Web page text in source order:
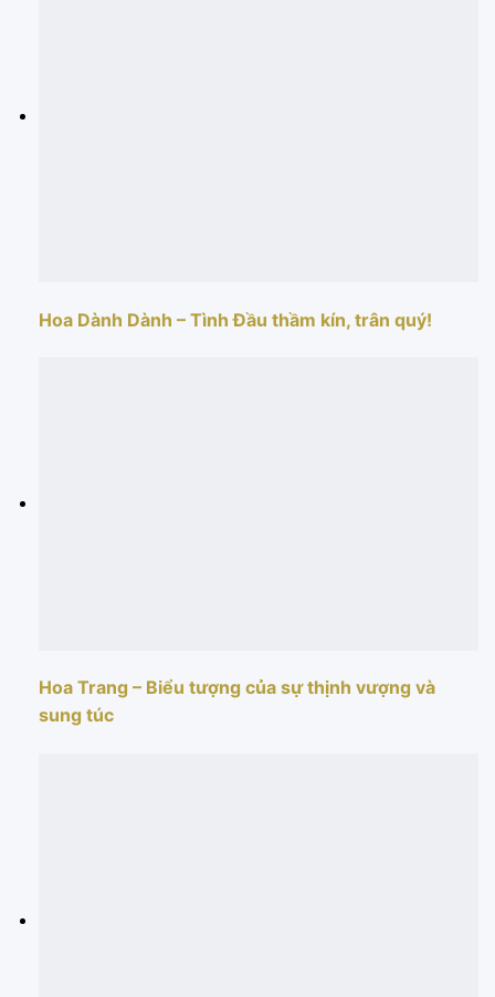
Hoa Dành Dành – Tình Đầu thầm kín, trân quý!
Hoa Trang – Biểu tượng của sự thịnh vượng và
sung túc